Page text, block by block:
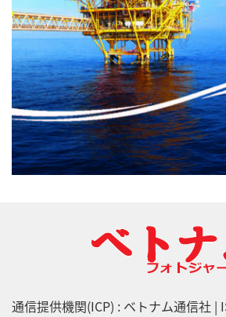
通信提供機関(ICP) : ベトナム通信社 |